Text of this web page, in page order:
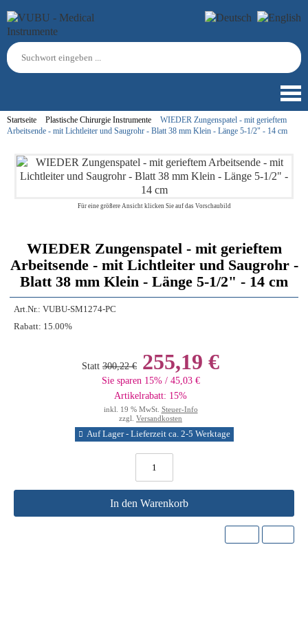
Startseite Plastische Chirurgie Instrumente
WIEDER Zungenspatel - mit gerieftem
Arbeitsende - mit Lichtleiter und Saugrohr - Blatt 38 mm Klein - Länge 5-1/2" - 14 cm
Für eine größere Ansicht klicken Sie auf das Vorschaubild
WIEDER Zungenspatel - mit gerieftem
Arbeitsende - mit Lichtleiter und Saugrohr -
Blatt 38 mm Klein - Länge 5-1/2" - 14 cm
Art.Nr.: VUBU-SM1274-PC
Rabatt: 15.00%
Statt 300,22 € 255,19 €
Sie sparen 15% / 45,03 €
Artikelrabatt: 15%
inkl. 19 % MwSt. Steuer-Info
zzgl. Versandkosten
Auf Lager - Lieferzeit ca. 2-5 Werktage
In den Warenkorb